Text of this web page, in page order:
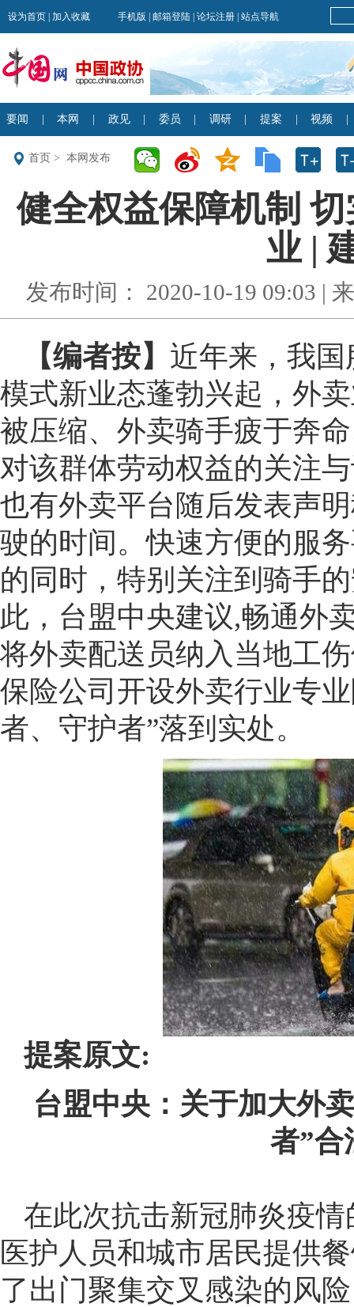
首页 > 本网发布
健全权益保障机制
业 |
发布时间： 2020-10-19 09:03 |
【编者按】 近年来，我
模式新业态蓬勃兴起，外
被压缩、外卖骑手疲于奔
对该群体劳动权益的关注
也有外卖平台随后发表声
驶的时间。快速方便的服
的同时，特别关注到骑手
此，台盟中央建议,畅通外
将外卖配送员纳入当地工
保险公司开设外卖行业专
者、守护者”落到实处。
提案原文:
台盟中央：关于加大外
者”合
在此次抗击新冠肺炎疫
医护人员和城市居民提供
了出门聚集交叉感染的风